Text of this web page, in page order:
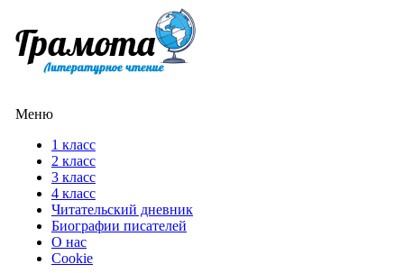
Меню
1 класс
2 класс
3 класс
4 класс
Читательский дневник
Биографии писателей
О нас
Cookie